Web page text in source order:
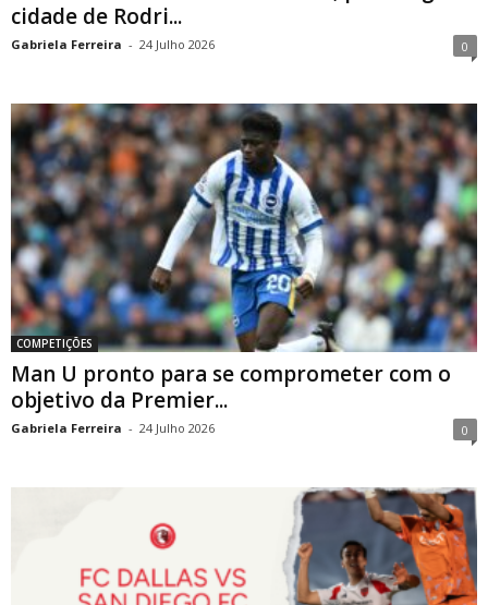
cidade de Rodri...
Gabriela Ferreira - 24 Julho 2026 0
COMPETIÇÕES
Man U pronto para se comprometer com o
objetivo da Premier...
Gabriela Ferreira - 24 Julho 2026 0